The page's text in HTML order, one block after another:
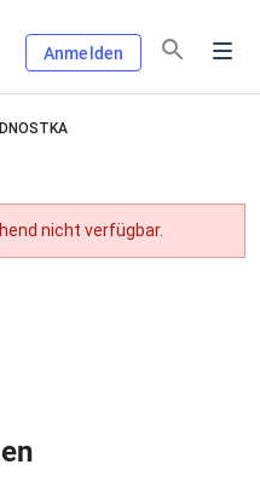
Anmelden
nicht verfügbar.